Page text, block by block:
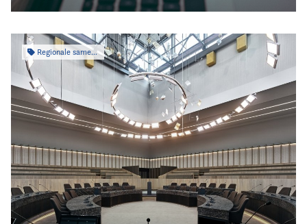
Regionale samenwerking